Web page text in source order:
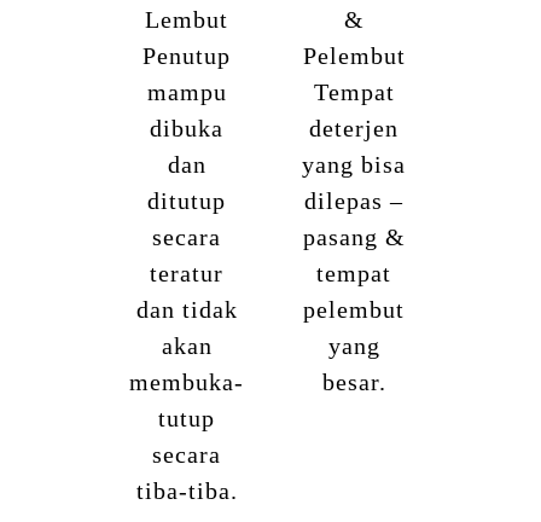
Lembut
Penutup
mampu
dibuka
dan
ditutup
secara
teratur
dan tidak
akan
membuka-
tutup
secara
tiba-tiba.
&
Pelembut
Tempat
deterjen
yang bisa
dilepas –
pasang &
tempat
pelembut
yang
besar.